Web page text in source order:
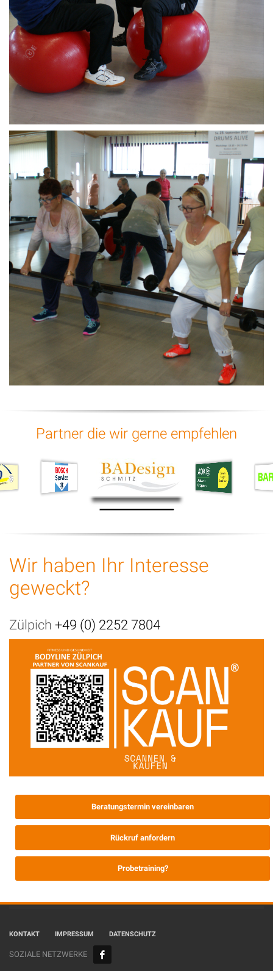
Partner die wir gerne empfehlen
Wir haben Ihr Interesse
geweckt?
Zülpich +49 (0) 2252 7804
Beratungstermin vereinbaren
Rückruf anfordern
Probetraining?
KONTAKT IMPRESSUM DATENSCHUTZ
SOZIALE NETZWERKE